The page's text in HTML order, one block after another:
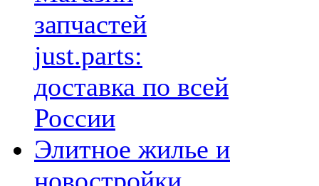
запчастей
just.parts:
доставка по всей
России
Элитное жилье и